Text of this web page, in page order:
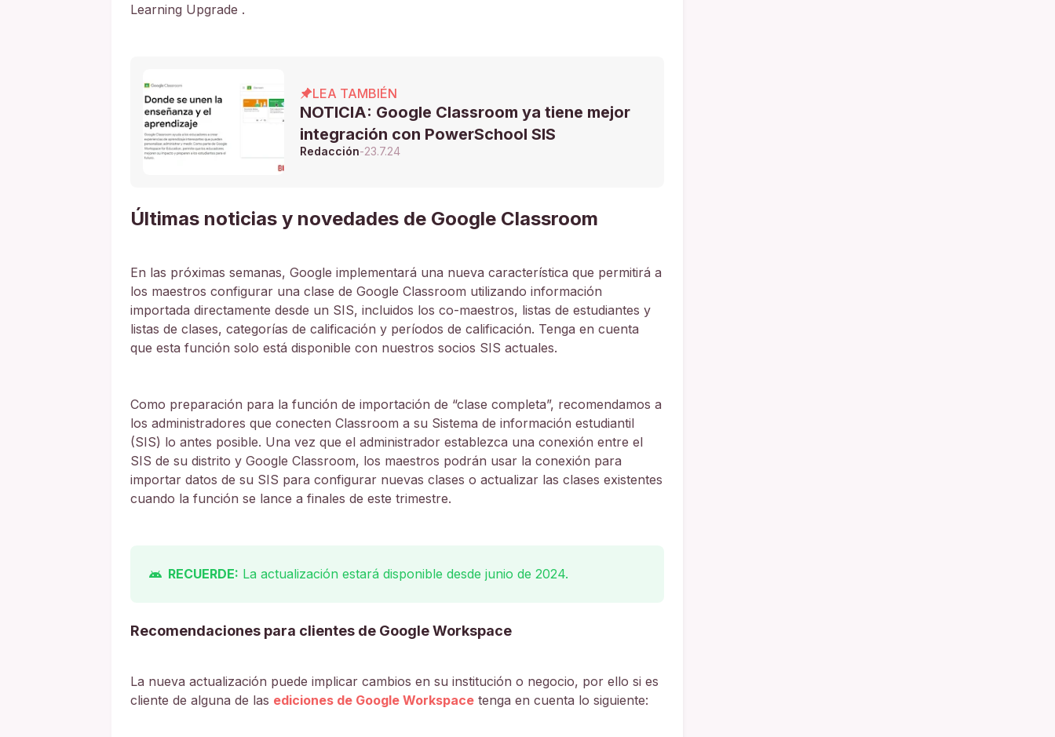
Learning Upgrade .
LEA TAMBIÉN
NOTICIA: Google Classroom ya tiene mejor
integración con PowerSchool SIS
Redacción-23.7.24
Últimas noticias y novedades de Google Classroom
En las próximas semanas, Google implementará una nueva característica que permitirá a
los maestros configurar una clase de Google Classroom utilizando información
importada directamente desde un SIS, incluidos los co-maestros, listas de estudiantes y
listas de clases, categorías de calificación y períodos de calificación. Tenga en cuenta
que esta función solo está disponible con nuestros socios SIS actuales.
Como preparación para la función de importación de “clase completa”, recomendamos a
los administradores que conecten Classroom a su Sistema de información estudiantil
(SIS) lo antes posible. Una vez que el administrador establezca una conexión entre el
SIS de su distrito y Google Classroom, los maestros podrán usar la conexión para
importar datos de su SIS para configurar nuevas clases o actualizar las clases existentes
cuando la función se lance a finales de este trimestre.
RECUERDE: La actualización estará disponible desde junio de 2024.
Recomendaciones para clientes de Google Workspace
La nueva actualización puede implicar cambios en su institución o negocio, por ello si es
cliente de alguna de las ediciones de Google Workspace tenga en cuenta lo siguiente: